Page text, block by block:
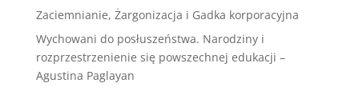
Zaciemnianie, Żargonizacja i Gadka korporacyjna
Wychowani do posłuszeństwa. Narodziny i
rozprzestrzenienie się powszechnej edukacji –
Agustina Paglayan